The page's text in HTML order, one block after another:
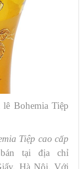
Bohemia Tiệp
Tiệp cao cấp
tại địa chỉ